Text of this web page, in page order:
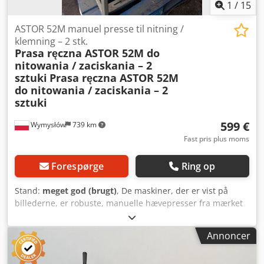
1 / 15
Wymysłów 739 km
ASTOR 52M manuel presse til nitning /
klemning – 2 stk.
Prasa ręczna ASTOR 52M do
nitowania / zaciskania – 2
sztuki Prasa ręczna ASTOR 52M
do nitowania / zaciskania – 2
sztuki
599 €
Fast pris plus moms
Forespørge Ring op
Stand: meget god (brugt), De maskiner, der er vist på
billederne, er robuste, manuelle hævepresser fra mærket
ASTOR, model 52M. Denne type presser bruges til nitning,
fastgørelse, crimping af øjer, knapper, trykknapper og
andre montageoperationer i læder-, sadelmager-,
skomager- og tekstilprodukter. Beskrivelse: Producent:
Annoncer